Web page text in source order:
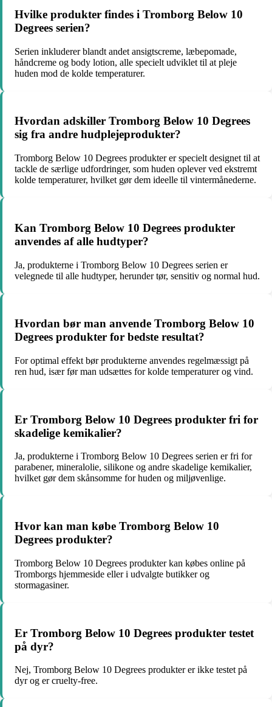
Hvilke produkter findes i Tromborg Below 10
Degrees serien?
Serien inkluderer blandt andet ansigtscreme, læbepomade,
håndcreme og body lotion, alle specielt udviklet til at pleje
huden mod de kolde temperaturer.
Hvordan adskiller Tromborg Below 10 Degrees
sig fra andre hudplejeprodukter?
Tromborg Below 10 Degrees produkter er specielt designet til at
tackle de særlige udfordringer, som huden oplever ved ekstremt
kolde temperaturer, hvilket gør dem ideelle til vintermånederne.
Kan Tromborg Below 10 Degrees produkter
anvendes af alle hudtyper?
Ja, produkterne i Tromborg Below 10 Degrees serien er
velegnede til alle hudtyper, herunder tør, sensitiv og normal hud.
Hvordan bør man anvende Tromborg Below 10
Degrees produkter for bedste resultat?
For optimal effekt bør produkterne anvendes regelmæssigt på
ren hud, især før man udsættes for kolde temperaturer og vind.
Er Tromborg Below 10 Degrees produkter fri for
skadelige kemikalier?
Ja, produkterne i Tromborg Below 10 Degrees serien er fri for
parabener, mineralolie, silikone og andre skadelige kemikalier,
hvilket gør dem skånsomme for huden og miljøvenlige.
Hvor kan man købe Tromborg Below 10
Degrees produkter?
Tromborg Below 10 Degrees produkter kan købes online på
Tromborgs hjemmeside eller i udvalgte butikker og
stormagasiner.
Er Tromborg Below 10 Degrees produkter testet
på dyr?
Nej, Tromborg Below 10 Degrees produkter er ikke testet på
dyr og er cruelty-free.